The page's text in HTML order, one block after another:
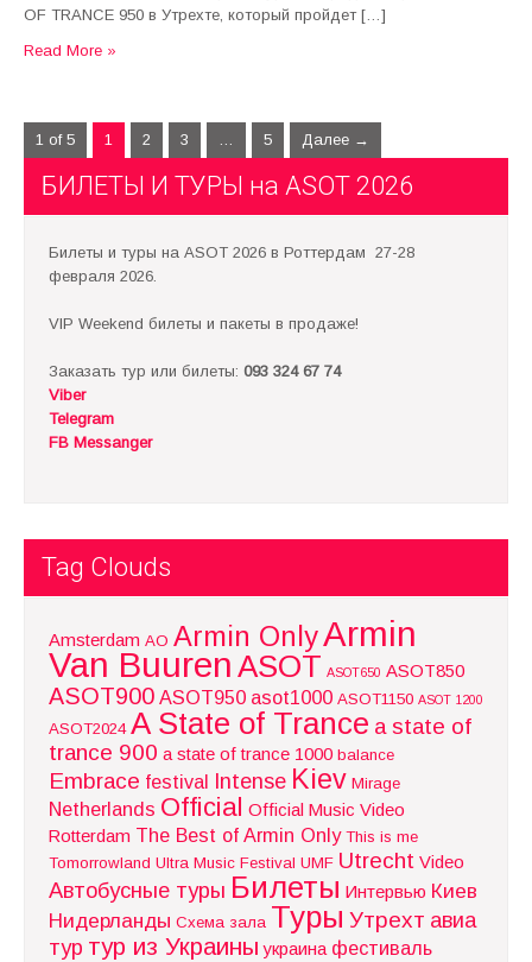
OF TRANCE 950 в Утрехте, который пройдет […]
Read More »
1 of 5 1 2 3 … 5 Далее →
БИЛЕТЫ И ТУРЫ на ASOT 2026
Билеты и туры на ASOT 2026 в Роттердам 27-28
февраля 2026.
VIP Weekend билеты и пакеты в продаже!
Заказать тур или билеты: 093 324 67 74
Viber
Telegram
FB Messanger
Tag Clouds
Amsterdam AO Armin OnlyArmin
Van Buuren ASOT ASOT650 ASOT850
ASOT900 ASOT950 asot1000 ASOT1150 ASOT 1200
ASOT2024 A State of Trance a state of
trance 900 a state of trance 1000 balance
Embrace festival Intense Kiev Mirage
Netherlands Official Official Music Video
Rotterdam The Best of Armin Only This is me
Tomorrowland Ultra Music Festival UMF Utrecht Video
Автобусные туры Билеты Интервью Киев
Нидерланды Схема зала Туры Утрехт авиа
тур тур из Украины украина фестиваль